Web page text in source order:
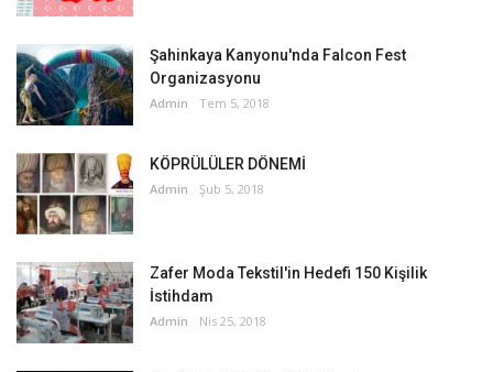
Şahinkaya Kanyonu'nda Falcon Fest
Organizasyonu
Admin Tem 5, 2018
KÖPRÜLÜLER DÖNEMİ
Admin Şub 5, 2018
Zafer Moda Tekstil'in Hedefi 150 Kişilik
İstihdam
Admin Nis 25, 2018